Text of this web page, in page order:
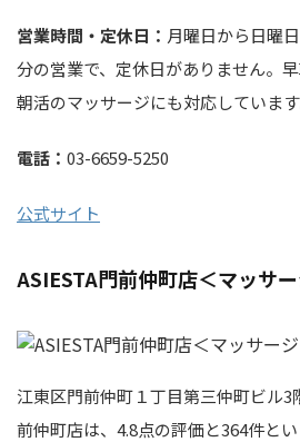
営業時間・定休日： 月曜日から日曜
分の営業で、定休日がありません。早
朝活のマッサージにも対応しています
電話： 03-6659-5250
公式サイト
ASIESTA門前仲町店＜マッサ
江東区門前仲町１丁目第三仲町ビル3
前仲町店は、4.8点の評価と364件と